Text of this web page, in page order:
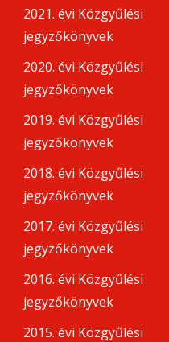
2021. évi Közgyűlési
jegyzőkönyvek
2020. évi Közgyűlési
jegyzőkönyvek
2019. évi Közgyűlési
jegyzőkönyvek
2018. évi Közgyűlési
jegyzőkönyvek
2017. évi Közgyűlési
jegyzőkönyvek
2016. évi Közgyűlési
jegyzőkönyvek
2015. évi Közgyűlési